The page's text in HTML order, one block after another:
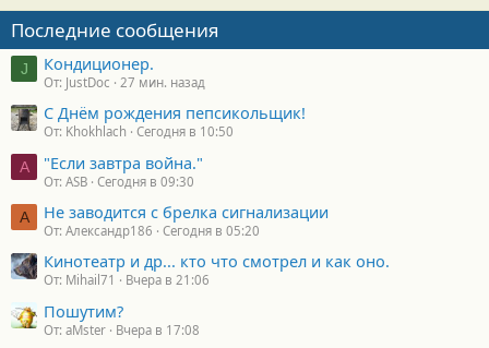
Последние сообщения
J Кондиционер.
От: JustDoc 27 мин. назад
С Днём рождения пепсикольщик!
От: Khokhlach Сегодня в 10:50
A "Если завтра война."
От: ASB Сегодня в 09:30
А Не заводится с брелка сигнализации
От: Александр186 Сегодня в 05:20
Кинотеатр и др... кто что смотрел и как оно.
От: Mihail71 Вчера в 21:06
Пошутим?
От: aMster Вчера в 17:08